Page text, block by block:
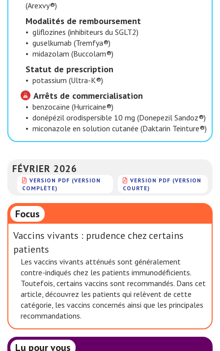
(Arexvy®)
Modalités de remboursement
• gliflozines (inhibiteurs du SGLT2)
• guselkumab (Tremfya®)
• midazolam (Buccolam®)
Statut de prescription
• potassium (Ultra-K®)
Arrêts de commercialisation
• benzocaïne (Hurricaine®)
• donépézil orodispersible 10 mg (Donepezil Sandoz®)
• miconazole en solution cutanée (Daktarin Teinture®)
FÉVRIER 2026
VERSION PDF (VERSION
COMPLÈTE)
VERSION PDF (VERSION
COURTE)
Focus
Vaccins vivants : prudence chez certains
patients
Les vaccins vivants atténués sont généralement
contre-indiqués chez les patients immunodéficients.
Toutefois, certains vaccins sont recommandés. Dans cet
article, découvrez les patients qui relèvent de cette
catégorie, les vaccins concernés ainsi que les principales
recommandations.
Lu pour vous